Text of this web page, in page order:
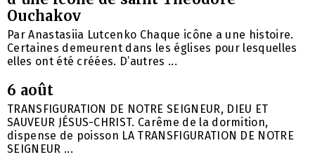
Ouchakov
Par Anastasiia Lutcenko Chaque icône a une histoire.
Certaines demeurent dans les églises pour lesquelles
elles ont été créées. D’autres ...
6 août
TRANSFIGURATION DE NOTRE SEIGNEUR, DIEU ET
SAUVEUR JÉSUS-CHRIST. Carême de la dormition,
dispense de poisson LA TRANSFIGURATION DE NOTRE
SEIGNEUR ...